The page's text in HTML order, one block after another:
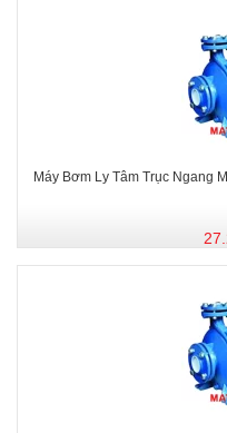
Máy Bơm Ly Tâm Trục Ngang